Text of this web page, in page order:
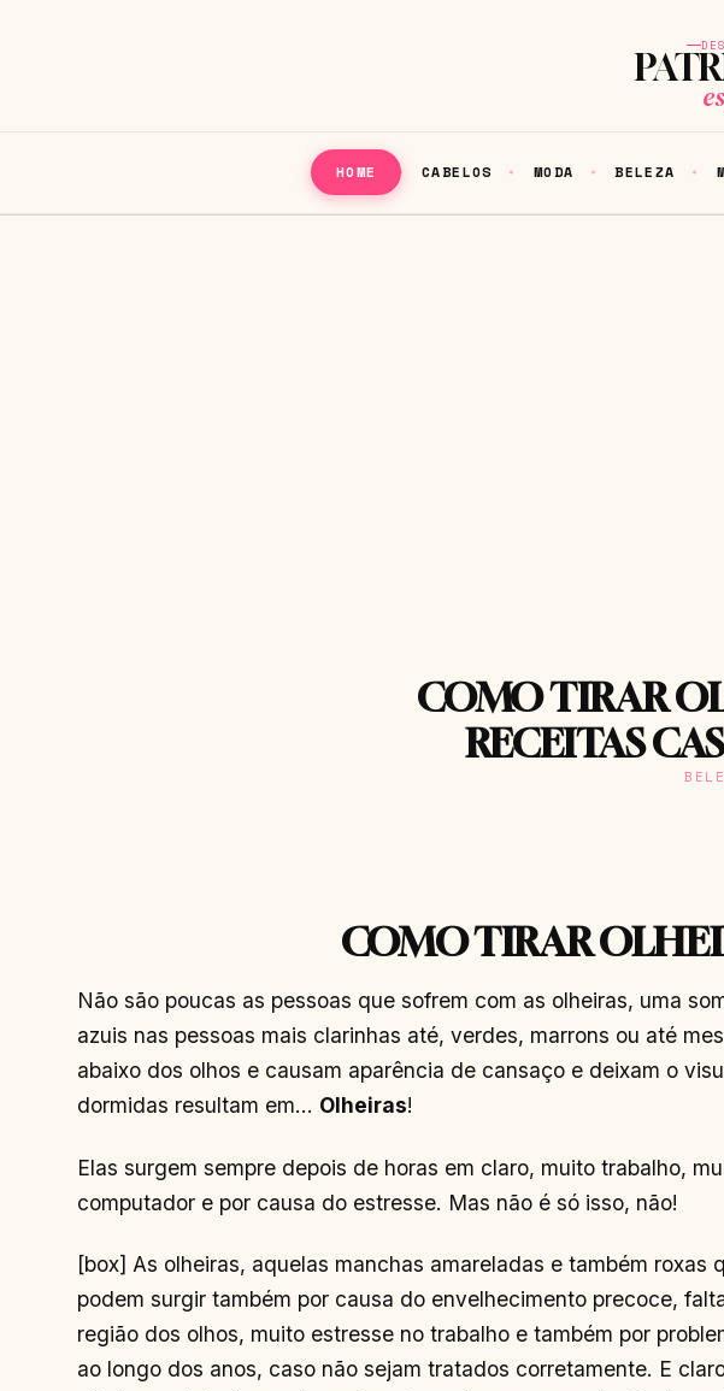
HOME CABELOS MODA BELEZA
COMO TIRAR
RECEITAS
COMO TIRAR
Não são poucas as pessoas que sofrem com as olheiras, uma
azuis nas pessoas mais clarinhas até, verdes, marrons ou até
abaixo dos olhos e causam aparência de cansaço e deixam o
dormidas resultam em… Olheiras!
Elas surgem sempre depois de horas em claro, muito trabalho,
computador e por causa do estresse. Mas não é só isso, não!
[box] As olheiras, aquelas manchas amareladas e também roxas
podem surgir também por causa do envelhecimento precoce,
região dos olhos, muito estresse no trabalho e também por
ao longo dos anos, caso não sejam tratados corretamente. E